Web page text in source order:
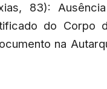
83):
do Corpo
na